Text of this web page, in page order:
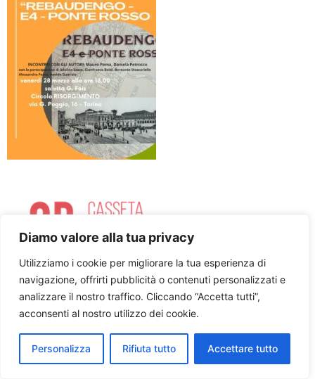
Diamo valore alla tua privacy
Utilizziamo i cookie per migliorare la tua esperienza di
navigazione, offrirti pubblicità o contenuti personalizzati e
analizzare il nostro traffico. Cliccando “Accetta tutti”,
acconsenti al nostro utilizzo dei cookie.
Personalizza Rifiuta tutto Accettare tutto
Cookie policy Privacy Policy
Facebook
Youtube
Tutti i diritti riservati